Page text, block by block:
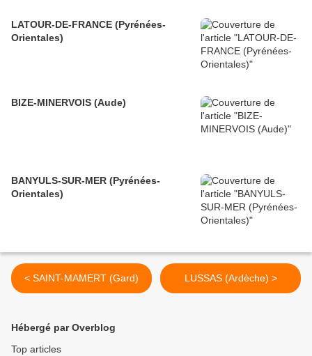
LATOUR-DE-FRANCE (Pyrénées-
Orientales)
BIZE-MINERVOIS (Aude)
BANYULS-SUR-MER (Pyrénées-
Orientales)
< SAINT-MAMERT (Gard) LUSSAS (Ardèche) >
Hébergé par Overblog
Top articles